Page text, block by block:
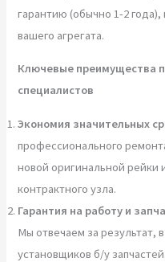
гарантию (обычно 1-2
вашего агрегата.
Ключевые преимущества
специалистов
Экономия значительных
профессионального
новой оригинальной рейки
контрактного узла.
Гарантия на работу и
Мы отвечаем за результат,
установщиков б/у запчастей.